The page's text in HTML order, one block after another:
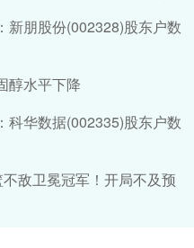
新朋股份(002328)股东户数
醇水平下降
科华数据(002335)股东户数
敌卫冕冠军！开局不及预